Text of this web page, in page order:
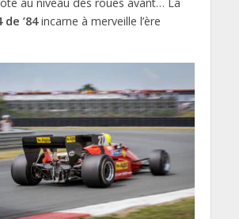
de ’84incarne à merveille l’ère